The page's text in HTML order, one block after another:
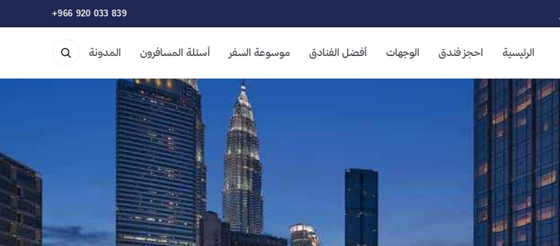
+966 920 033 839
الرئيسية احجز فندق الوجهات أفضل الفنادق موسوعة السفر أسئلة المسافرون المدونة